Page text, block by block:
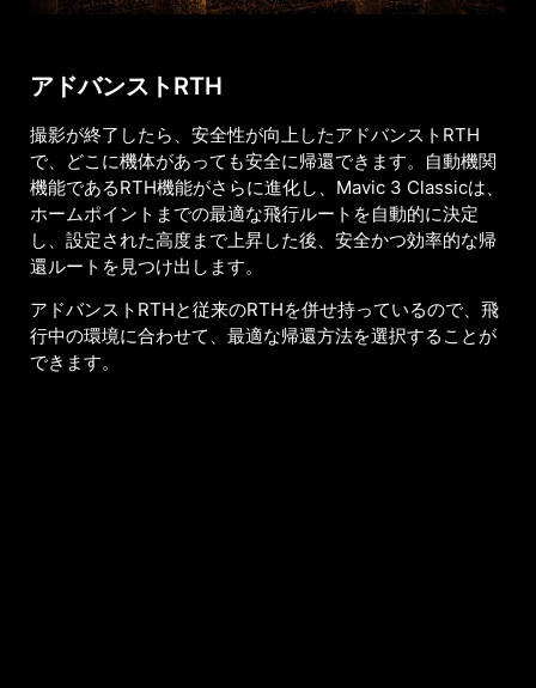
アドバンストRTH
撮影が終了したら、安全性が向上したアドバンストRTH
で、どこに機体があっても安全に帰還できます。自動機関
機能であるRTH機能がさらに進化し、Mavic 3 Classicは、
ホームポイントまでの最適な飛行ルートを自動的に決定
し、設定された高度まで上昇した後、安全かつ効率的な帰
還ルートを見つけ出します。
アドバンストRTHと従来のRTHを併せ持っているので、飛
行中の環境に合わせて、最適な帰還方法を選択することが
できます。